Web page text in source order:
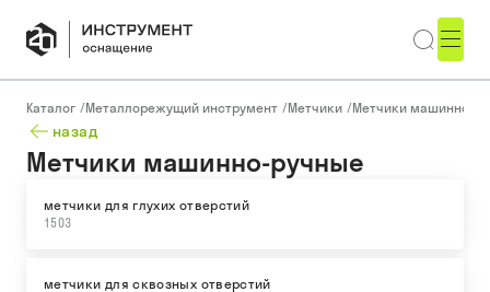
Каталог /Металлорежущий инструмент /Метчики /Метчики машинно-
назад
Метчики машинно-ручные
метчики для глухих отверстий
1503
метчики для сквозных отверстий